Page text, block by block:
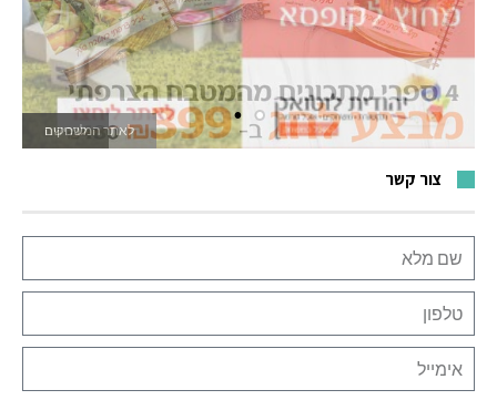
לאתר המשחקים
צור קשר